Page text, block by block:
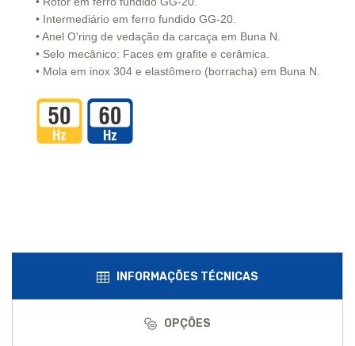
• Intermediário em ferro fundido GG-20.
• Anel O'ring de vedação da carcaça em Buna N.
• Selo mecânico: Faces em grafite e cerâmica.
• Mola em inox 304 e elastômero (borracha) em Buna N.
INFORMAÇÕES TÉCNICAS
OPÇÕES